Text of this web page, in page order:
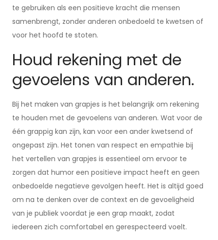
te gebruiken als een positieve kracht die mensen
samenbrengt, zonder anderen onbedoeld te kwetsen of
voor het hoofd te stoten.
Houd rekening met de
gevoelens van anderen.
Bij het maken van grapjes is het belangrijk om rekening
te houden met de gevoelens van anderen. Wat voor de
één grappig kan zijn, kan voor een ander kwetsend of
ongepast zijn. Het tonen van respect en empathie bij
het vertellen van grapjes is essentieel om ervoor te
zorgen dat humor een positieve impact heeft en geen
onbedoelde negatieve gevolgen heeft. Het is altijd goed
om na te denken over de context en de gevoeligheid
van je publiek voordat je een grap maakt, zodat
iedereen zich comfortabel en gerespecteerd voelt.